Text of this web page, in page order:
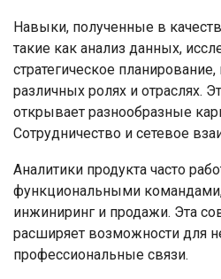
Навыки, полученные в
такие как анализ данных,
стратегическое
различных ролях и отраслях.
открывает разнообразные
Сотрудничество и сетевое
Аналитики продукта часто
функциональными
инжиниринг и продажи. Эта
расширяет возможности для
профессиональные связи.